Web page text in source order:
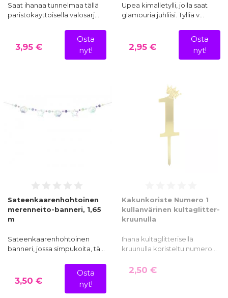
Saat ihanaa tunnelmaa tällä
paristokäyttöisellä valosarj…
3,95 €
Osta
nyt!
Upea kimalletylli, jolla saat
glamouria juhliisi. Tylliä v…
2,95 €
Osta
nyt!
Sateenkaarenhohtoinen
merenneito-banneri, 1,65
m
Sateenkaarenhohtoinen
banneri, jossa simpukoita, tä…
3,50 €
Osta
nyt!
Kakunkoriste Numero 1
kullanvärinen kultaglitter-
kruunulla
Ihana kultaglitterisellä
kruunulla koristeltu numero…
2,50 €